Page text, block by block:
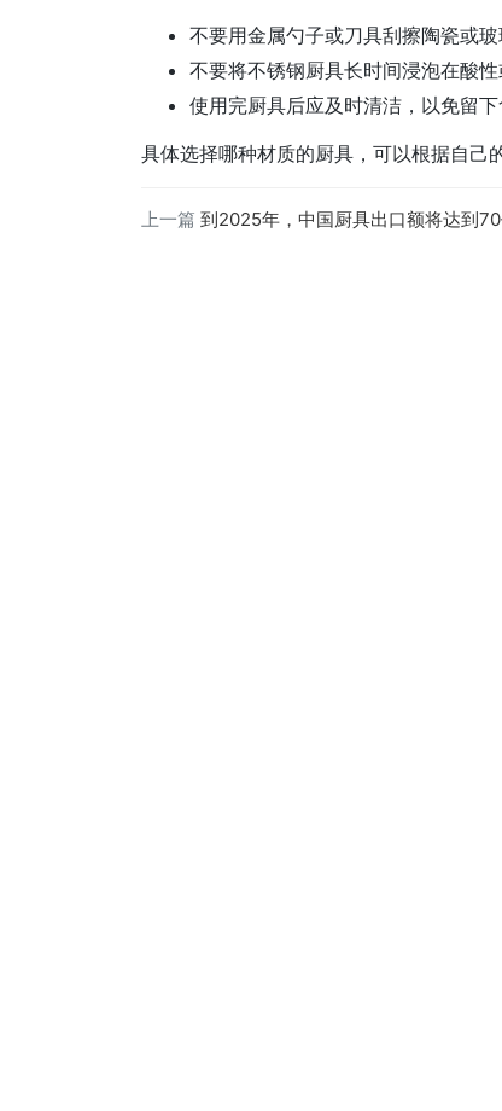
不要用金属勺子或刀具刮擦陶瓷或玻
不要将不锈钢厨具长时间浸泡在酸
使用完厨具后应及时清洁，以免留下
具体选择哪种材质的厨具，可以根据自己
上一篇 到2025年，中国厨具出口额将达到